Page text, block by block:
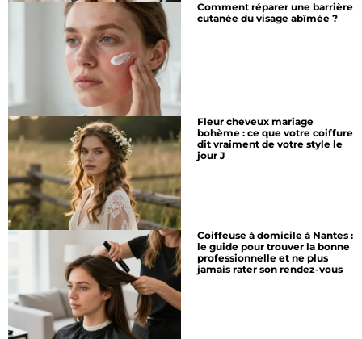
Comment réparer une barrière
cutanée du visage abîmée ?
Fleur cheveux mariage
bohème : ce que votre coiffure
dit vraiment de votre style le
jour J
Coiffeuse à domicile à Nantes :
le guide pour trouver la bonne
professionnelle et ne plus
jamais rater son rendez-vous